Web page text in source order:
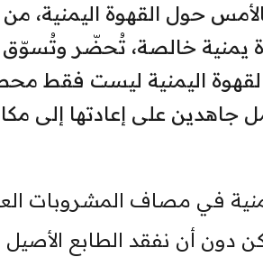
حول القهوة اليمنية،
يمنية خالصة، تُحضّر
القهوة اليمنية ليست فقط
جاهدين على إعادتها إلى
في مصاف المشروبات
ولكن دون أن نفقد الطابع